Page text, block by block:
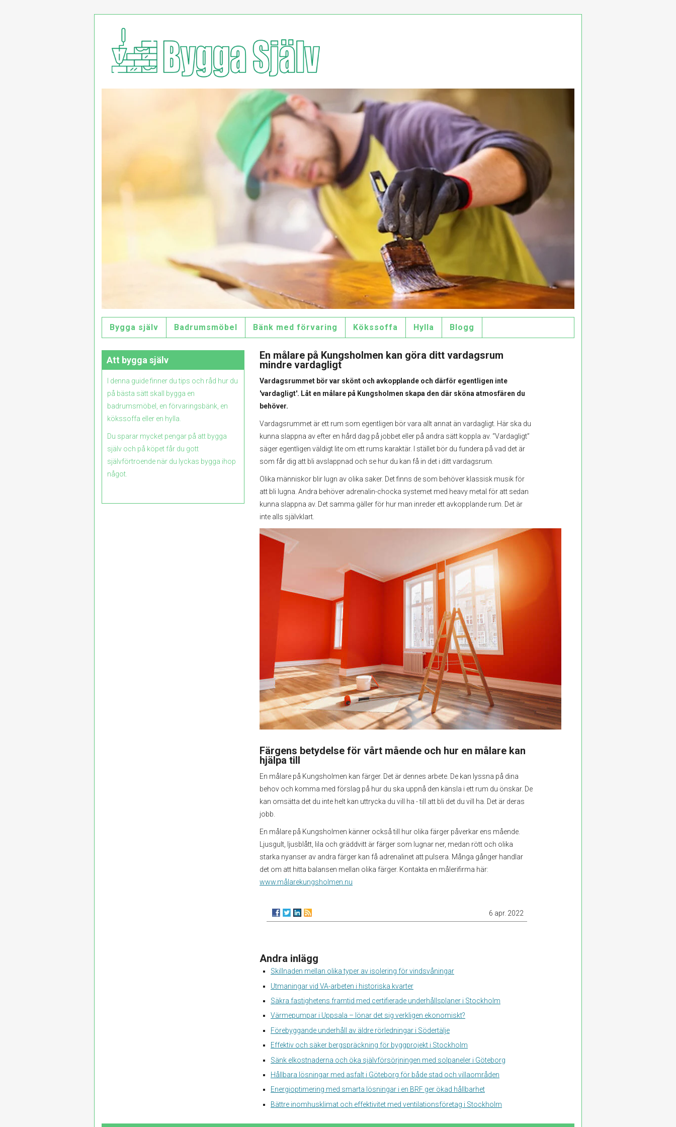
Bygga själv Badrumsmöbel Bänk med förvaring Kökssoffa Hylla Blogg
Att bygga själv
I denna guide finner du tips och råd hur du
på bästa sätt skall bygga en
badrumsmöbel, en förvaringsbänk, en
kökssoffa eller en hylla.
Du sparar mycket pengar på att bygga
själv och på köpet får du gott
självförtroende när du lyckas bygga ihop
något.
En målare på Kungsholmen kan göra ditt vardagsrum
mindre vardagligt
Vardagsrummet bör var skönt och avkopplande och därför egentligen inte
'vardagligt'. Låt en målare på Kungsholmen skapa den där sköna atmosfären du
behöver.
Vardagsrummet är ett rum som egentligen bör vara allt annat än vardagligt. Här ska du
kunna slappna av efter en hård dag på jobbet eller på andra sätt koppla av. “Vardagligt”
säger egentligen väldigt lite om ett rums karaktär. I stället bör du fundera på vad det är
som får dig att bli avslappnad och se hur du kan få in det i ditt vardagsrum.
Olika människor blir lugn av olika saker. Det finns de som behöver klassisk musik för
att bli lugna. Andra behöver adrenalin-chocka systemet med heavy metal för att sedan
kunna slappna av. Det samma gäller för hur man inreder ett avkopplande rum. Det är
inte alls självklart.
Färgens betydelse för vårt mående och hur en målare kan
hjälpa till
En målare på Kungsholmen kan färger. Det är dennes arbete. De kan lyssna på dina
behov och komma med förslag på hur du ska uppnå den känsla i ett rum du önskar. De
kan omsätta det du inte helt kan uttrycka du vill ha - till att bli det du vill ha. Det är deras
jobb.
En målare på Kungsholmen känner också till hur olika färger påverkar ens mående.
Ljusgult, ljusblått, lila och gräddvitt är färger som lugnar ner, medan rött och olika
starka nyanser av andra färger kan få adrenalinet att pulsera. Många gånger handlar
det om att hitta balansen mellan olika färger. Kontakta en målerifirma här:
www.målarekungsholmen.nu
6 apr. 2022
Andra inlägg
Skillnaden mellan olika typer av isolering för vindsvåningar
Utmaningar vid VA-arbeten i historiska kvarter
Säkra fastighetens framtid med certifierade underhållsplaner i Stockholm
Värmepumpar i Uppsala – lönar det sig verkligen ekonomiskt?
Förebyggande underhåll av äldre rörledningar i Södertälje
Effektiv och säker bergspräckning för byggprojekt i Stockholm
Sänk elkostnaderna och öka självförsörjningen med solpaneler i Göteborg
Hållbara lösningar med asfalt i Göteborg för både stad och villaområden
Energioptimering med smarta lösningar i en BRF ger ökad hållbarhet
Bättre inomhusklimat och effektivitet med ventilationsföretag i Stockholm